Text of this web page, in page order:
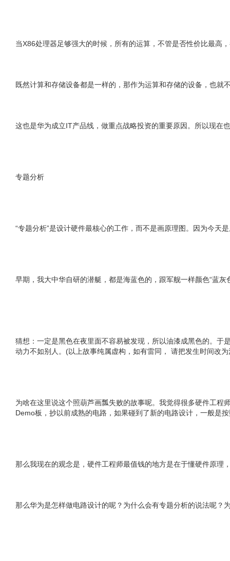
当X86处理器足够强大的时候，所有的运算，不管是否性价比最高
既然计算和存储设备都是一样的，那作为运算和存储的设备，也
这也是华为成立IT产品线，做重点战略投资的重要原因。所以现在
专题分析
“专题分析”是设计硬件最核心的工作，而不是画原理图。因为今天
早期，我大中华自研的潜艇，都是海蓝色的，跟军舰一样颜色“蓝
猜想：一定是黑色在夜里面不容易被发现，所以油漆成黑色的。
动力不如别人。(以上故事纯属虚构，如有雷同， 请把发生时间改
为啥在这里说这个照葫芦画瓢失败的故事呢。我觉得很多硬件工
Demo板，抄以前成熟的电路，如果碰到了新的电路设计，一般
那么我现在的观念是，硬件工程师最值钱的地方是在于懂硬件原
那么华为是怎样做电路设计的呢？为什么会有专题分析的说法呢？